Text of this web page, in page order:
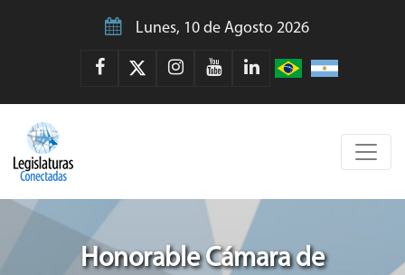
Lunes, 10 de Agosto 2026
Honorable Cámara de